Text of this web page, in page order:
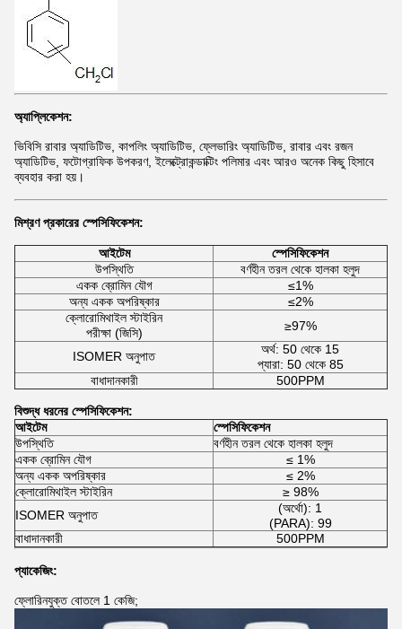
অ্যাপ্লিকেশন:
ভিবিসি রাবার অ্যাডিটিভ, কাপলিং অ্যাডিটিভ, ফ্লেভারিং অ্যাডিটিভ, রাবার এবং রজন
অ্যাডিটিভ, ফটোগ্রাফিক উপকরণ, ইলেক্ট্রোকন্ডাক্টিং পলিমার এবং আরও অনেক কিছু হিসাবে
ব্যবহার করা হয়।
মিশ্রণ প্রকারের স্পেসিফিকেশন:
আইটেম
স্পেসিফিকেশন
উপস্থিতি
বর্ণহীন তরল থেকে হালকা হলুদ
একক ব্রোমিন যৌগ
≤1%
অন্য একক অপরিষ্কার
≤2%
ক্লোরোমিথাইল স্টাইরিন
পরীক্ষা (জিসি)
≥97%
ISOMER অনুপাত
অর্থ: 50 থেকে 15
প্যারা: 50 থেকে 85
বাধাদানকারী
500PPM
বিশুদ্ধ ধরনের স্পেসিফিকেশন:
আইটেম
স্পেসিফিকেশন
উপস্থিতি
বর্ণহীন তরল থেকে হালকা হলুদ
একক ব্রোমিন যৌগ
≤ 1%
অন্য একক অপরিষ্কার
≤ 2%
ক্লোরোমিথাইল স্টাইরিন
≥ 98%
ISOMER অনুপাত
(অর্থো): 1
(PARA): 99
বাধাদানকারী
500PPM
প্যাকেজিং:
ফ্লোরিনযুক্ত বোতলে 1 কেজি;